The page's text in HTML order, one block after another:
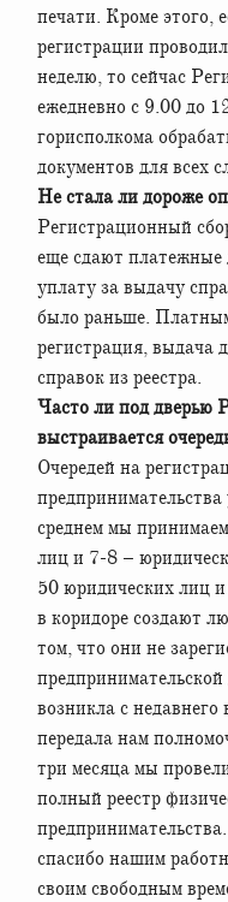
печати. Кроме этого,
регистрации
неделю, то сейчас
ежедневно с 9.00 до
горисполкома
документов для всех
Не стала ли дороже
Регистрационный
еще сдают
уплату за выдачу
было раньше.
регистрация, выдача
справок из реестра.
Часто ли под дверью
выстраивается
Очередей на
среднем мы
лиц и 7-8 –
50 юридических лиц
в коридоре создают
том, что они не
возникла с недавнего
передала нам
три месяца мы
полный реестр
спасибо нашим
своим свободным